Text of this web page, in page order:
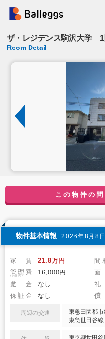
ザ・レジデンス駒沢大学
Room Detail
この物件の
物件基本情報 2026年8月8
家 賃 21.8万円 間
管理費
(共益費) 16,000円
敷 金
なし 礼
保証金
なし 償
周辺の交通
東急田園都
東急世田谷
東京都世田谷